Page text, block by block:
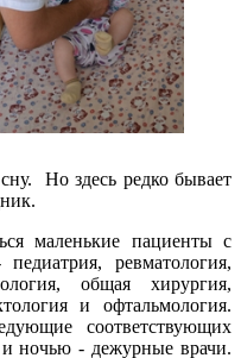
Но здесь редко бывает
маленькие пациенты с
ревматология,
общая хирургия,
и офтальмология.
соответствующих
и ночью - дежурные врачи.